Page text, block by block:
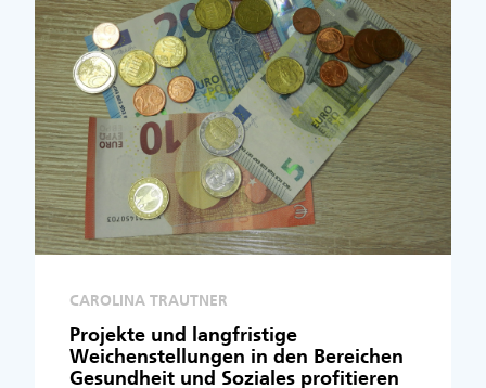
CAROLINA TRAUTNER
Projekte und langfristige
Weichenstellungen in den Bereichen
Gesundheit und Soziales profitieren